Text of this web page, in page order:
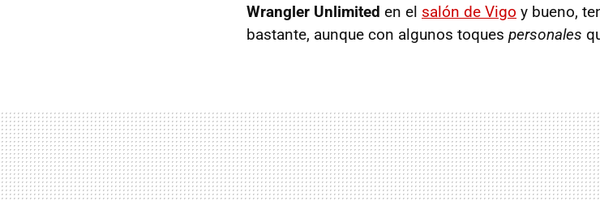
Wrangler Unlimited en el salón de Vigo y bueno,
bastante, aunque con algunos toques personales